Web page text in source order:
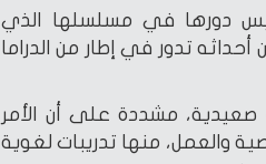
دورها في مسلسلها الذي
2023، مشيرة إلى أن أحداثه تدور في إطار من الدراما
مشددة على أن الأمر
والعمل، منها تدريبات لغوية